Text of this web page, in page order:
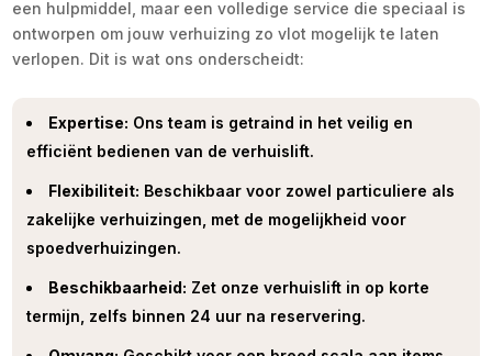
een hulpmiddel, maar een volledige service die speciaal is
ontworpen om jouw verhuizing zo vlot mogelijk te laten
verlopen. Dit is wat ons onderscheidt:
Expertise: Ons team is getraind in het veilig en
efficiënt bedienen van de verhuislift.
Flexibiliteit: Beschikbaar voor zowel particuliere als
zakelijke verhuizingen, met de mogelijkheid voor
spoedverhuizingen.
Beschikbaarheid: Zet onze verhuislift in op korte
termijn, zelfs binnen 24 uur na reservering.